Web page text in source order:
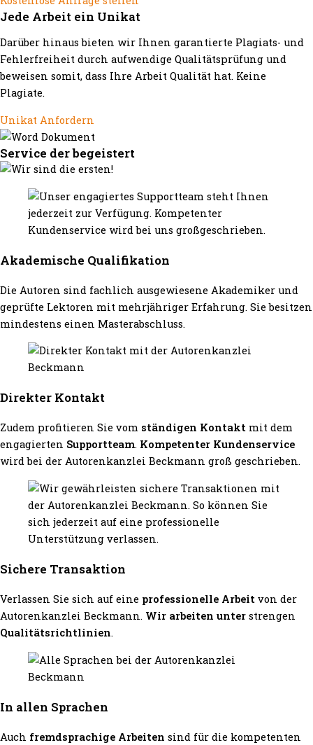
Jede Arbeit ein Unikat
Darüber hinaus bieten wir Ihnen garantierte Plagiats- und
Fehlerfreiheit durch aufwendige Qualitätsprüfung und
beweisen somit, dass Ihre Arbeit Qualität hat. Keine
Plagiate.
Unikat Anfordern
Service der begeistert
Akademische Qualifikation
Die Autoren sind fachlich ausgewiesene Akademiker und
geprüfte Lektoren mit mehrjähriger Erfahrung. Sie besitzen
mindestens einen Masterabschluss.
Direkter Kontakt
Zudem profitieren Sie vom ständigen Kontakt mit dem
engagierten Supportteam. Kompetenter Kundenservice
wird bei der Autorenkanzlei Beckmann groß geschrieben.
Sichere Transaktion
Verlassen Sie sich auf eine professionelle Arbeit von der
Autorenkanzlei Beckmann. Wir arbeiten unter strengen
Qualitätsrichtlinien.
In allen Sprachen
Auch fremdsprachige Arbeiten sind für die kompetenten